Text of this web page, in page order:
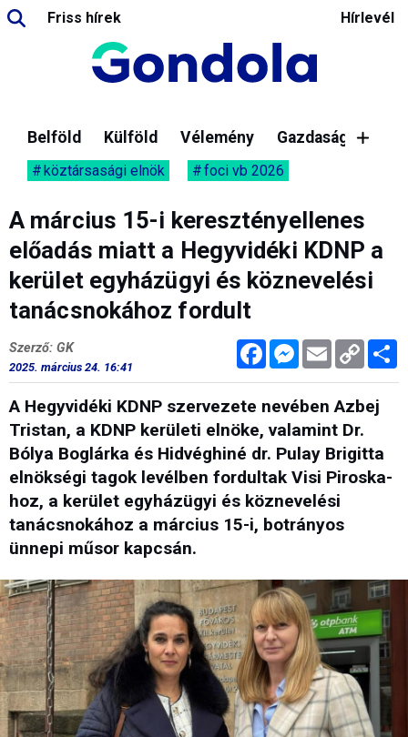
Friss hírek Hírlevél
Belföld Külföld Vélemény Gazdaság
köztársasági elnök foci vb 2026
A március 15-i keresztényellenes
előadás miatt a Hegyvidéki KDNP a
kerület egyházügyi és köznevelési
tanácsnokához fordult
FacebookMessenger
Email Copy
Link
Szerző: GK
2025. március 24. 16:41
A Hegyvidéki KDNP szervezete nevében Azbej
Tristan, a KDNP kerületi elnöke, valamint Dr.
Bólya Boglárka és Hidvéghiné dr. Pulay Brigitta
elnökségi tagok levélben fordultak Visi Piroska-
hoz, a kerület egyházügyi és köznevelési
tanácsnokához a március 15-i, botrányos
ünnepi műsor kapcsán.